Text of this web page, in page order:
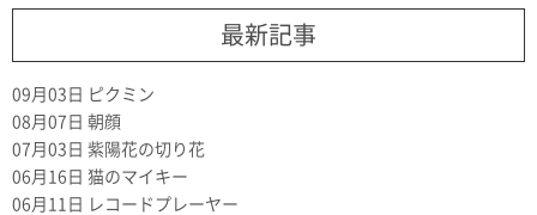
最新記事
09月03日
ピクミン
08月07日 朝顔
07月03日 紫陽花の切り花
06月16日 猫のマイキー
06月11日
レコードプレーヤー